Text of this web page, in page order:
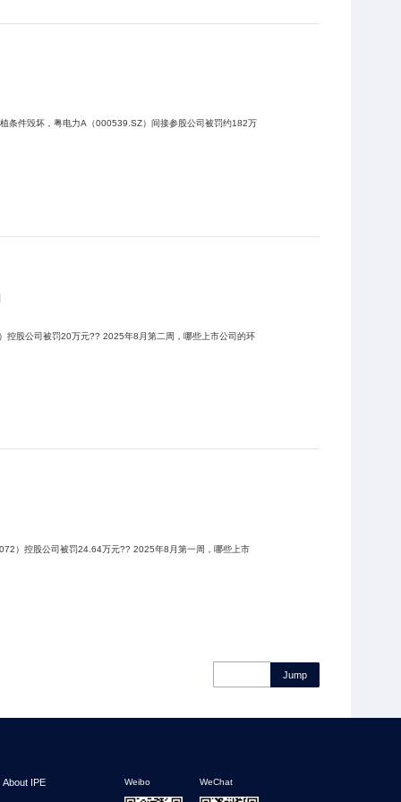
条件毁坏，粤电力A（000539.SZ）间接参股公司被罚约182万
第二周，哪些上市公司的环
元?? 2025年8月第一周，哪些上市
Jump
About IPE Weibo WeChat